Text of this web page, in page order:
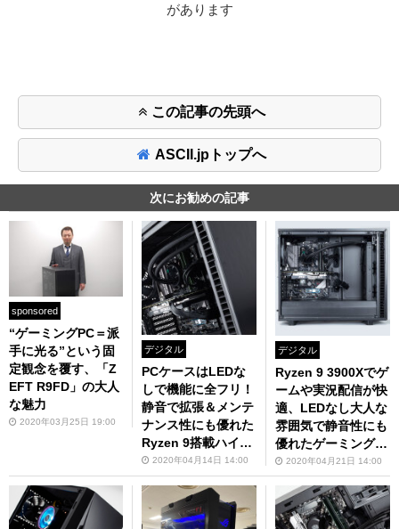
があります
この記事の先頭へ
ASCII.jpトップへ
次にお勧めの記事
sponsored
“ゲーミングPC＝派
手に光る”という固
定観念を覆す、「Z
EFT R9FD」の大人
な魅力
2020年03月25日 19:00
デジタル
PCケースはLEDな
しで機能に全フリ！
静音で拡張＆メンテ
ナンス性にも優れた
Ryzen 9搭載ハイス
ペックゲーミングP
C「ZEFT R9FD」
2020年04月14日 14:00
デジタル
Ryzen 9 3900Xでゲ
ームや実況配信が快
適、LEDなし大人な
雰囲気で静音性にも
優れたゲーミングP
C「ZEFT R9FD」の
性能をチェック
2020年04月21日 14:00